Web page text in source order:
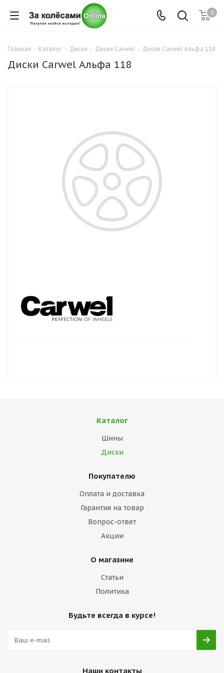
0
Главная - Каталог - Диски - Диски Carwel - Диски Carwel Альфа 118
Диски Carwel Альфа 118
Каталог
Шины
Диски
Покупателю
Оплата и доставка
Гарантия на товар
Вопрос-ответ
Акции
О магазине
Статьи
Политика
Будьте всегда в курсе!
Наши контакты